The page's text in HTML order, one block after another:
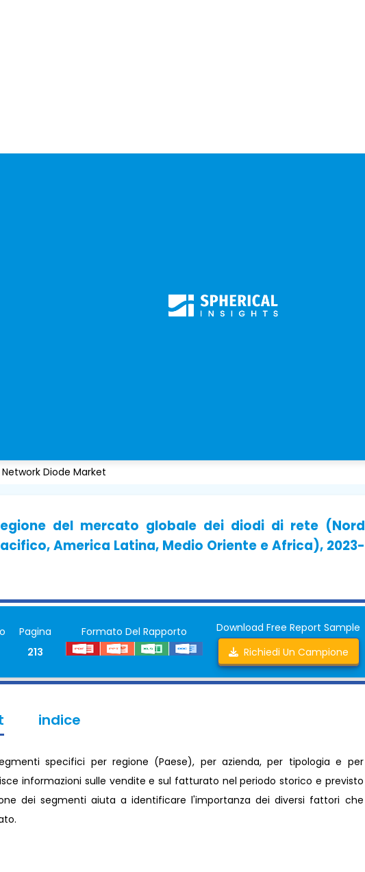
Network Diode Market
del mercato globale dei diodi di rete (Nord
America Latina, Medio Oriente e Africa), 2023-
Pagina
213
Formato Del Rapporto
Download Free Report Sample
Richiedi Un Campione
indice
specifici per regione (Paese), per azienda, per tipologia e per
informazioni sulle vendite e sul fatturato nel periodo storico e previsto
dei segmenti aiuta a identificare l'importanza dei diversi fattori che